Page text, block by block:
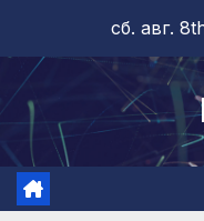
content
сб. авг.